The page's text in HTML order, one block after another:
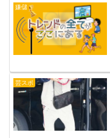
嫌儲
芸スポ